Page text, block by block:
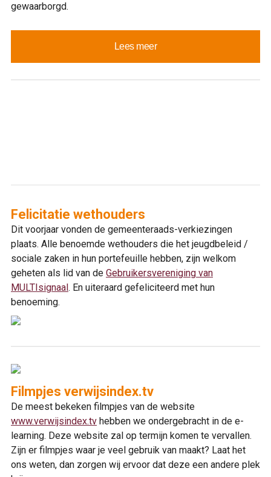
gewaarborgd.
Lees meer
Felicitatie wethouders
Dit voorjaar vonden de gemeenteraads-verkiezingen
plaats. Alle benoemde wethouders die het jeugdbeleid /
sociale zaken in hun portefeuille hebben, zijn welkom
geheten als lid van de Gebruikersvereniging van
MULTIsignaal. En uiteraard gefeliciteerd met hun
benoeming.
Filmpjes verwijsindex.tv
De meest bekeken filmpjes van de website
www.verwijsindex.tv hebben we ondergebracht in de e-
learning. Deze website zal op termijn komen te vervallen.
Zijn er filmpjes waar je veel gebruik van maakt? Laat het
ons weten, dan zorgen wij ervoor dat deze een andere plek